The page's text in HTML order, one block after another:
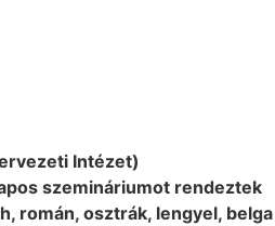
Intézet)
szemináriumot rendeztek
román, osztrák, lengyel, belga